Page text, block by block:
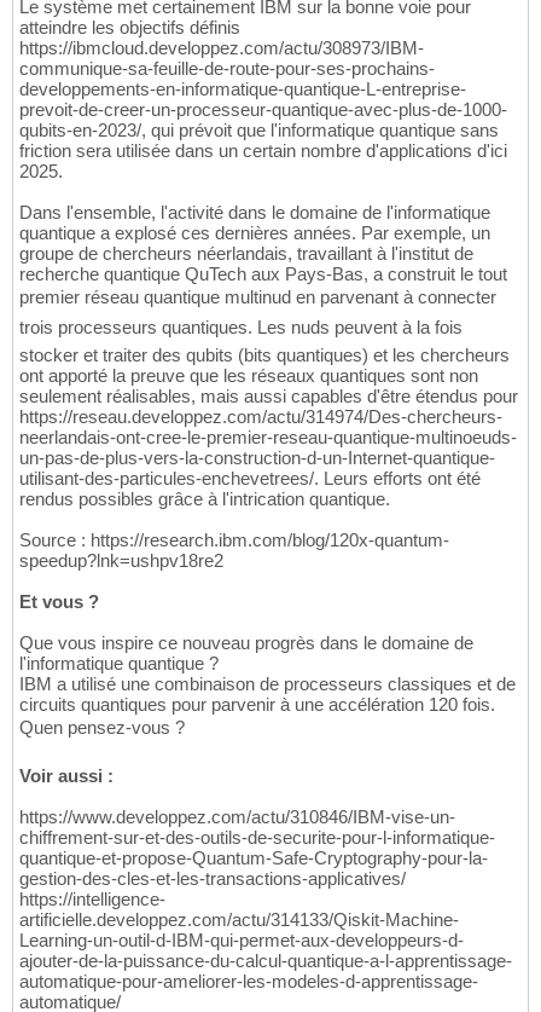
Le système met certainement IBM sur la bonne voie pour
atteindre les objectifs définis
https://ibmcloud.developpez.com/actu/308973/IBM-
communique-sa-feuille-de-route-pour-ses-prochains-
developpements-en-informatique-quantique-L-entreprise-
prevoit-de-creer-un-processeur-quantique-avec-plus-de-1000-
qubits-en-2023/, qui prévoit que l'informatique quantique sans
friction sera utilisée dans un certain nombre d'applications d'ici
2025.
Dans l'ensemble, l'activité dans le domaine de l'informatique
quantique a explosé ces dernières années. Par exemple, un
groupe de chercheurs néerlandais, travaillant à l'institut de
recherche quantique QuTech aux Pays-Bas, a construit le tout
premier réseau quantique multinud en parvenant à connecter
trois processeurs quantiques. Les nuds peuvent à la fois
stocker et traiter des qubits (bits quantiques) et les chercheurs
ont apporté la preuve que les réseaux quantiques sont non
seulement réalisables, mais aussi capables d'être étendus pour
https://reseau.developpez.com/actu/314974/Des-chercheurs-
neerlandais-ont-cree-le-premier-reseau-quantique-multinoeuds-
un-pas-de-plus-vers-la-construction-d-un-Internet-quantique-
utilisant-des-particules-enchevetrees/. Leurs efforts ont été
rendus possibles grâce à l'intrication quantique.
Source : https://research.ibm.com/blog/120x-quantum-
speedup?lnk=ushpv18re2
Et vous ?
Que vous inspire ce nouveau progrès dans le domaine de
l'informatique quantique ?
IBM a utilisé une combinaison de processeurs classiques et de
circuits quantiques pour parvenir à une accélération 120 fois.
Quen pensez-vous ?
Voir aussi :
https://www.developpez.com/actu/310846/IBM-vise-un-
chiffrement-sur-et-des-outils-de-securite-pour-l-informatique-
quantique-et-propose-Quantum-Safe-Cryptography-pour-la-
gestion-des-cles-et-les-transactions-applicatives/
https://intelligence-
artificielle.developpez.com/actu/314133/Qiskit-Machine-
Learning-un-outil-d-IBM-qui-permet-aux-developpeurs-d-
ajouter-de-la-puissance-du-calcul-quantique-a-l-apprentissage-
automatique-pour-ameliorer-les-modeles-d-apprentissage-
automatique/